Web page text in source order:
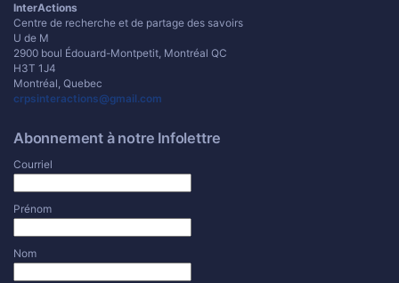
InterActions
Centre de recherche et de partage des savoirs
U de M
2900 boul Édouard-Montpetit, Montréal QC
H3T 1J4
Montréal, Quebec
crpsinteractions@gmail.com
Abonnement à notre Infolettre
Courriel
Prénom
Nom